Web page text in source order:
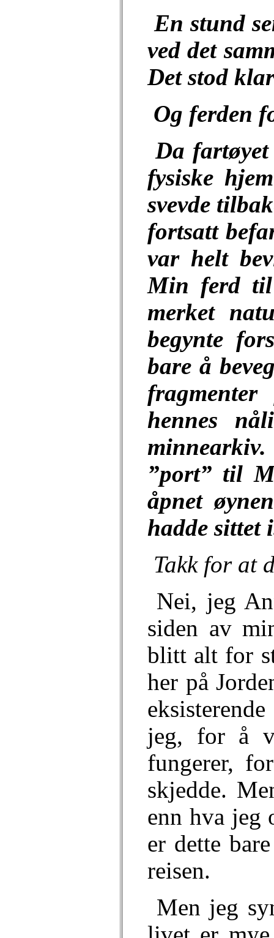
En stund
ved det
Det stod
Og ferden
Da
fysiske
svevde
fortsatt
var helt
Min ferd
merket
begynte
bare å
hennes
”port” til
åpnet
hadde sittet
Takk for at
Nei, jeg
siden av
blitt alt for
her på
jeg, for å
fungerer,
skjedde.
enn hva jeg
er dette
reisen.
Men jeg